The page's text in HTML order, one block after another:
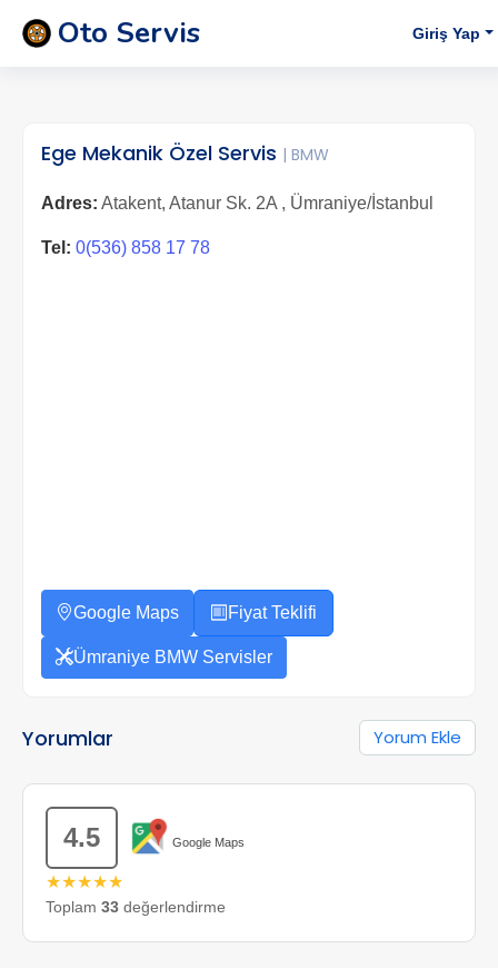
Oto Servis Giriş Yap
Ege Mekanik Özel Servis | BMW
Adres: Atakent, Atanur Sk. 2A , Ümraniye/İstanbul
Tel: 0(536) 858 17 78
Google Maps Fiyat Teklifi
Ümraniye BMW Servisler
Yorumlar Yorum Ekle
4.5 Google Maps
★★★★★
Toplam 33 değerlendirme